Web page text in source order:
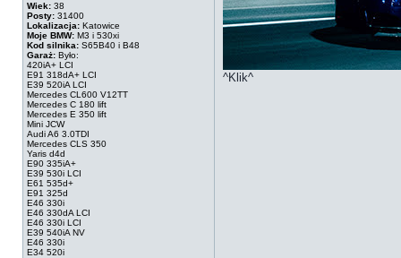
Wiek: 38
Posty: 31400
Lokalizacja: Katowice
Moje BMW: M3 i 530xi
Kod silnika: S65B40 i B48
Garaż: Było:
420iA+ LCI
E91 318dA+ LCI
E39 520iA LCI
Mercedes CL600 V12TT
Mercedes C 180 lift
Mercedes E 350 lift
Mini JCW
Audi A6 3.0TDI
Mercedes CLS 350
Yaris d4d
E90 335iA+
E39 530i LCI
E61 535d+
E91 325d
E46 330i
E46 330dA LCI
E46 330i LCI
E39 540iA NV
E46 330i
E34 520i
^Klik^